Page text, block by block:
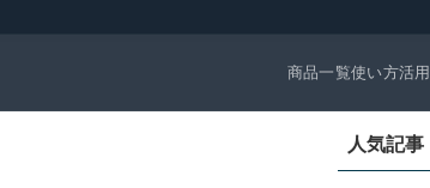
商品一覧使い方活
人気記事